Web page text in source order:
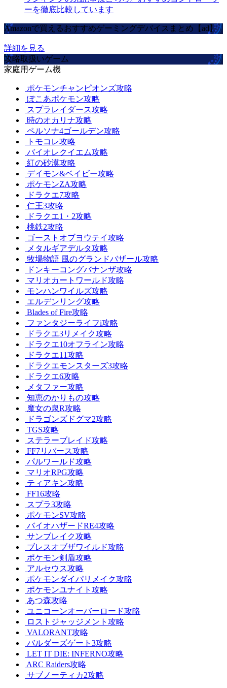
ーを徹底比較しています
Amazonで買えるおすすめゲーミングデバイスまとめ【ad】
詳細を見る
攻略取扱いゲーム
家庭用ゲーム機
ポケモンチャンピオンズ攻略
ぽこあポケモン攻略
スプラレイダース攻略
時のオカリナ攻略
ペルソナ4ゴールデン攻略
トモコレ攻略
バイオレクイエム攻略
紅の砂漠攻略
デイモン&ベイビー攻略
ポケモンZA攻略
ドラクエ7攻略
仁王3攻略
ドラクエ1・2攻略
桃鉄2攻略
ゴーストオブヨウテイ攻略
メタルギアデルタ攻略
牧場物語 風のグランドバザール攻略
ドンキーコングバナンザ攻略
マリオカートワールド攻略
モンハンワイルズ攻略
エルデンリング攻略
Blades of Fire攻略
ファンタジーライフi攻略
ドラクエ3リメイク攻略
ドラクエ10オフライン攻略
ドラクエ11攻略
ドラクエモンスターズ3攻略
ドラクエ6攻略
メタファー攻略
知恵のかりもの攻略
魔女の泉R攻略
ドラゴンズドグマ2攻略
TGS攻略
ステラーブレイド攻略
FF7リバース攻略
パルワールド攻略
マリオRPG攻略
ティアキン攻略
FF16攻略
スプラ3攻略
ポケモンSV攻略
バイオハザードRE4攻略
サンブレイク攻略
ブレスオブザワイルド攻略
ポケモン剣盾攻略
アルセウス攻略
ポケモンダイパリメイク攻略
ポケモンユナイト攻略
あつ森攻略
ユニコーンオーバーロード攻略
ロストジャッジメント攻略
VALORANT攻略
バルダーズゲート3攻略
LET IT DIE: INFERNO攻略
ARC Raiders攻略
サブノーティカ2攻略